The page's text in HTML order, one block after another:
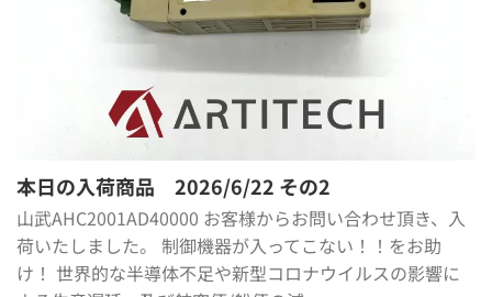
本日の入荷商品 2026/6/22 その2
山武AHC2001AD40000 お客様からお問い合わせ頂き、入
荷いたしました。 制御機器が入ってこない！！をお助
け！ 世界的な半導体不足や新型コロナウイルスの影響に